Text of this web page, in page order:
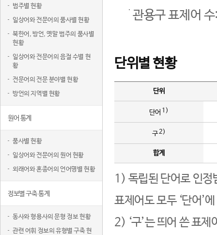
범주별 현황
일상어와 전문어의 품사별 현황
북한어, 방언, 옛말 범주의 품사별
현황
일상어와 전문어의 음절 수별 현
황
전문어의 전문 분야별 현황
방언의 지역별 현황
원어 통계
품사별 현황
일상어와 전문어의 원어 현황
외래어와 혼종어의 언어명별 현황
정보별 구축 통계
동사와 형용사의 문형 정보 현황
관련 어휘 정보의 유형별 구축 현
관용구 표제어
단위별 현황
단위
단어 1)
구2)
합계
1) 독립된 단어로 인정
표제어도 모두 ‘단어’
2) ‘구’는 띄어 쓴 표